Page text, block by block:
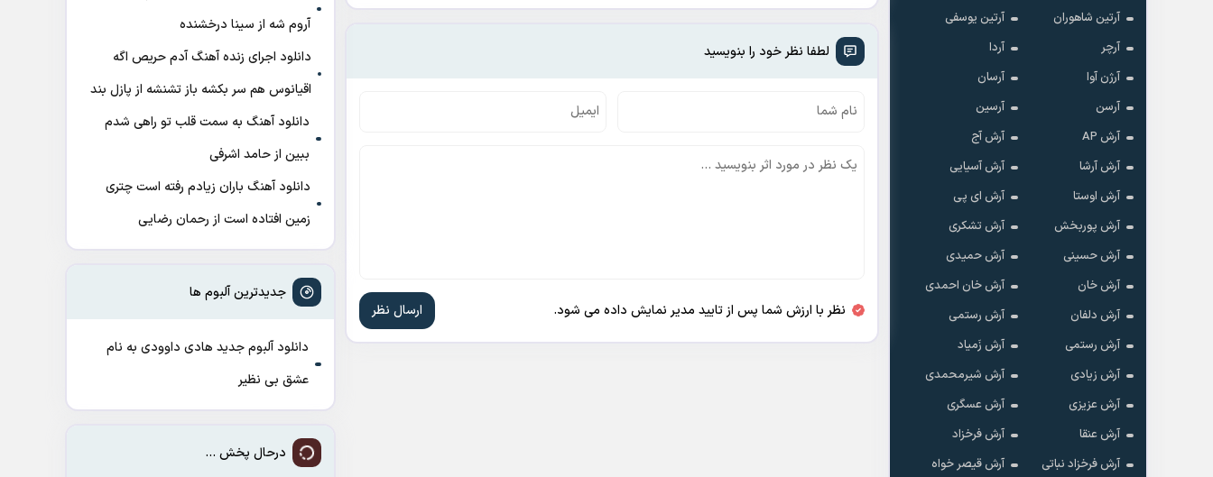
آرتین شاهوران
آرتین یوسفی
آرچر
آردا
آرژن آوا
آرسان
آرسن
آرسین
آرش AP
آرش آج
آرش آرشا
آرش آسیایی
آرش اوستا
آرش ای پی
آرش پوربخش
آرش تشکری
آرش حسینی
آرش حمیدی
آرش خان
آرش خان احمدی
آرش دلفان
آرش رستمى
آرش رستمی
آرش زَمیاد
آرش زیادی
آرش شیرمحمدی
آرش عزیزی
آرش عسگری
آرش عنقا
آرش فرخزاد
آرش فرخزاد نباتی
آرش قیصر خواه
لطفا نظر خود را بنویسید
نظر با ارزش شما پس از تایید مدیر نمایش داده می شود.
آروم شه از سینا درخشنده
دانلود اجرای زنده آهنگ آدم حریص اگه
اقیانوس هم سر بکشه باز تشنشه از پازل بند
دانلود آهنگ به سمت قلب تو راهی شدم
ببین از حامد اشرفی
دانلود آهنگ باران زیادم رفته است چتری
زمین افتاده است از رحمان رضایی
جدیدترین آلبوم ها
دانلود آلبوم جدید هادی داوودی به نام
عشق بی نظیر
درحال پخش ...